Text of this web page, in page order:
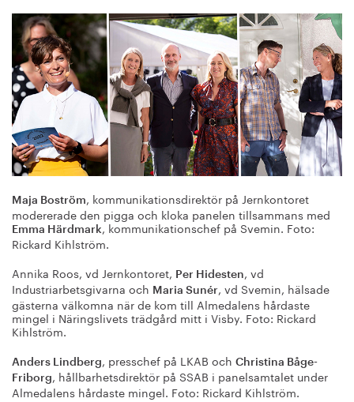
Maja Boström, kommunikationsdirektör på Jernkontoret
modererade den pigga och kloka panelen tillsammans med
Emma Härdmark, kommunikationschef på Svemin. Foto:
Rickard Kihlström.
Annika Roos, vd Jernkontoret, Per Hidesten, vd
Industriarbetsgivarna och Maria Sunér, vd Svemin, hälsade
gästerna välkomna när de kom till Almedalens hårdaste
mingel i Näringslivets trädgård mitt i Visby. Foto: Rickard
Kihlström.
Anders Lindberg, presschef på LKAB och Christina Båge-
Friborg, hållbarhetsdirektör på SSAB i panelsamtalet under
Almedalens hårdaste mingel. Foto: Rickard Kihlström.